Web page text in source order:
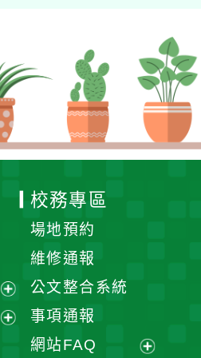
展
開
校務專區
場地預約
維修通報
公文整合系統
事項通報
網站FAQ